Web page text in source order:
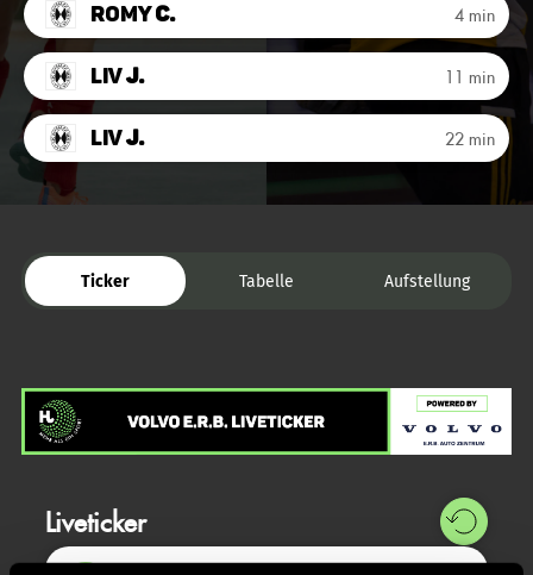
RomyC. 4 min
LivJ. 11 min
LivJ. 22 min
Ticker Tabelle Aufstellung
Liveticker